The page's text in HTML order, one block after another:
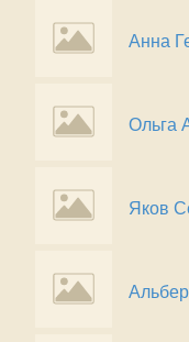
Анна
Ольга
Яков